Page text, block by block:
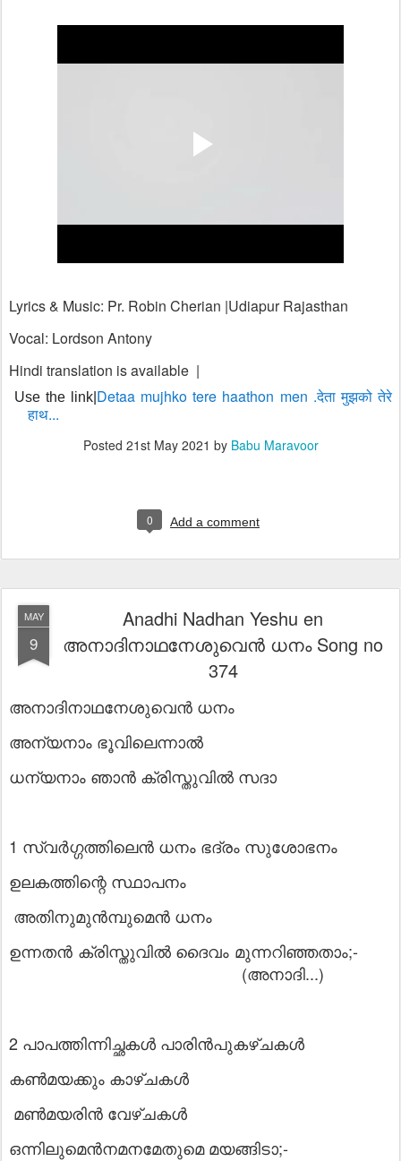
Lyrics & Music: Pr. Robin Cherian |Udiapur Rajasthan
Vocal: Lordson Antony
Hindi translation is available |
Use the link| Detaa mujhko tere haathon men .देता मुझको तेरे
हाथ...
Posted 21st May 2021 by Babu Maravoor
0 Add a comment
MAY
9
Anadhi Nadhan Yeshu en
അനാദിനാഥനേശുവെൻ ധനം Song no
374
അനാദിനാഥനേശുവെൻ ധനം
അന്യനാം ഭൂവിലെന്നാൽ
ധന്യനാം ഞാൻ ക്രിസ്തുവിൽ സദാ
1 സ്വർഗ്ഗത്തിലെൻ ധനം ഭദ്രം സുശോഭനം
ഉലകത്തിന്റെ സ്ഥാപനം
അതിനുമുൻമ്പുമെൻ ധനം
ഉന്നതൻ ക്രിസ്തുവിൽ ദൈവം മുന്നറിഞ്ഞതാം;-
(അനാദി...)
2 പാപത്തിന്നിച്ഛകൾ പാരിൻപുകഴ്ചകൾ
കൺമയക്കും കാഴ്ചകൾ
മൺമയരിൻ വേഴ്ചകൾ
ഒന്നിലുമെൻനമനമേതുമെ മയങ്ങിടാ;-